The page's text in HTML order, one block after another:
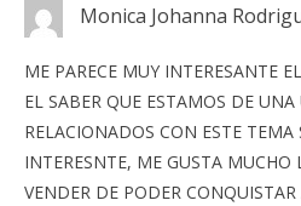
Monica Johanna
ME PARECE MUY INTERESANTE
EL SABER QUE ESTAMOS DE
RELACIONADOS CON ESTE
INTERESNTE, ME GUSTA MUCHO
VENDER DE PODER